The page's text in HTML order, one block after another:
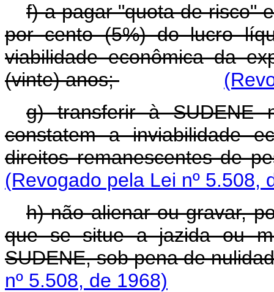
f) a pagar "quota de risco"
por cento (5%) do lucro
viabilidade econômica da
(vinte) anos;
g) transferir à SUDENE
constatem a inviabilidade
direitos remanescentes de
(Revogado pela Lei nº 5.508,
h) não alienar ou gravar,
que se situe a jazida ou
SUDENE, sob pena de
nº 5.508, de 1968)